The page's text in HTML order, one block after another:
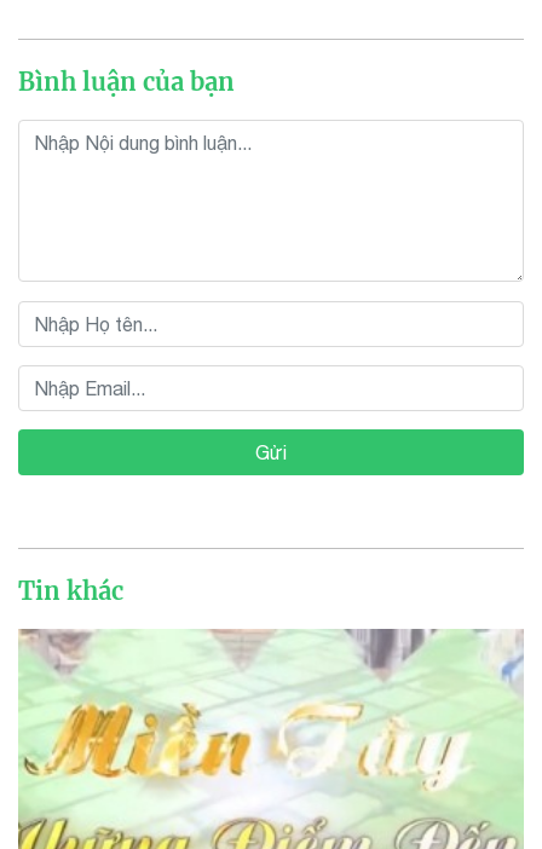
Bình luận của bạn
Gửi
Tin khác